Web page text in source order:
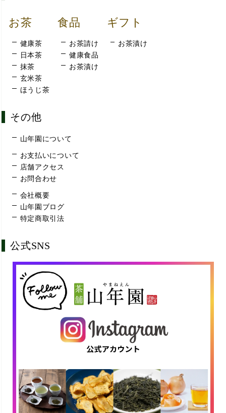
お茶
健康茶
日本茶
抹茶
玄米茶
ほうじ茶
食品
お茶請け
健康食品
お茶漬け
ギフト
お茶漬け
その他
山年園について
お支払いについて
店舗アクセス
お問合わせ
会社概要
山年園ブログ
特定商取引法
公式SNS